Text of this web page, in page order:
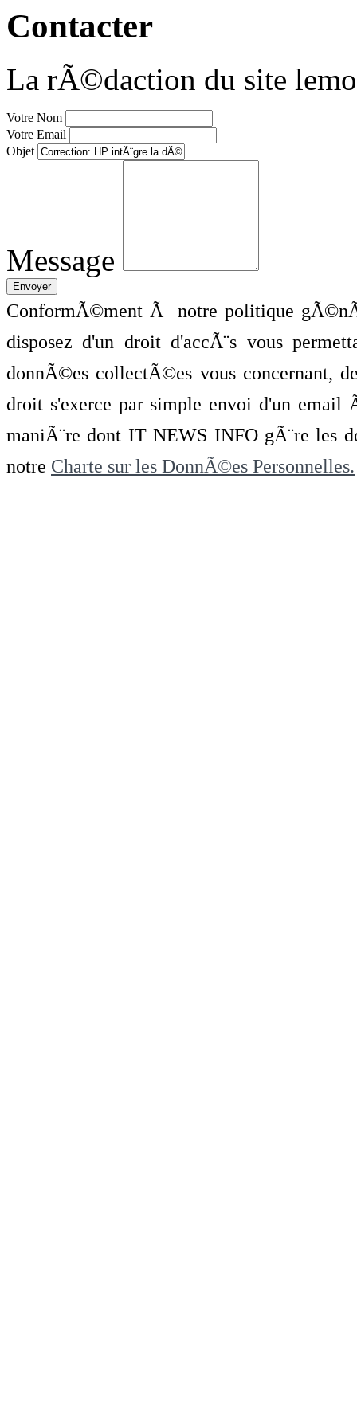
Contacter
La rÃ©daction du site
Votre Nom
Votre Email
Objet
Message
ConformÃ©ment Ã notre politique
disposez d'un droit d'accÃ¨s vous
donnÃ©es collectÃ©es vous concernant,
droit s'exerce par simple envoi d'un
maniÃ¨re dont IT NEWS INFO gÃ¨re les
notre Charte sur les DonnÃ©es Personnelles.